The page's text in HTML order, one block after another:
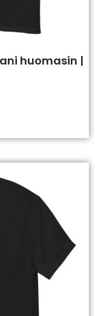
huomasin |